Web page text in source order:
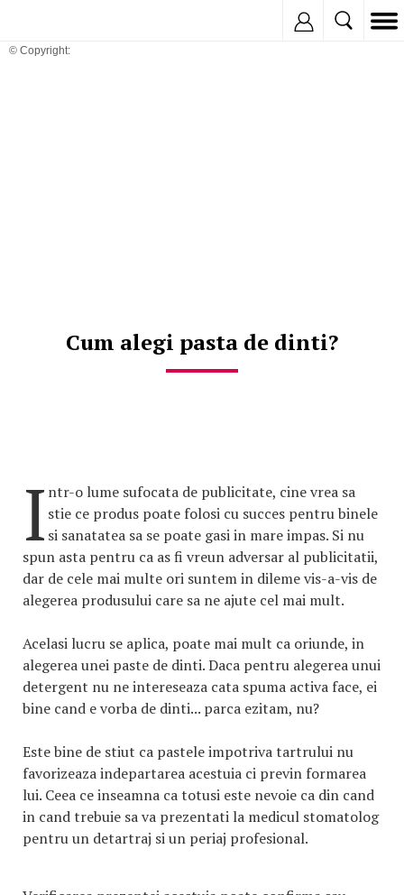
© Copyright:
Cum alegi pasta de dinti?
I ntr-o lume sufocata de publicitate, cine vrea sa
stie ce produs poate folosi cu succes pentru binele
si sanatatea sa se poate gasi in mare impas. Si nu
spun asta pentru ca as fi vreun adversar al publicitatii,
dar de cele mai multe ori suntem in dileme vis-a-vis de
alegerea produsului care sa ne ajute cel mai mult.
Acelasi lucru se aplica, poate mai mult ca oriunde, in
alegerea unei paste de dinti. Daca pentru alegerea unui
detergent nu ne intereseaza cata spuma activa face, ei
bine cand e vorba de dinti... parca ezitam, nu?
Este bine de stiut ca pastele impotriva tartrului nu
favorizeaza indepartarea acestuia ci previn formarea
lui. Ceea ce inseamna ca totusi este nevoie ca din cand
in cand trebuie sa va prezentati la medicul stomatolog
pentru un detartraj si un periaj profesional.